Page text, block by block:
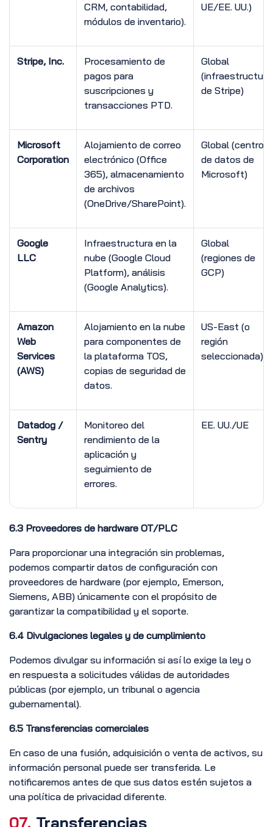
CRM, contabilidad,
módulos de inventario).
UE/EE. UU.)
Stripe, Inc.
Procesamiento de
pagos para
suscripciones y
transacciones PTD.
Global
(infraestructura
de Stripe)
Microsoft
Corporation
Alojamiento de correo
electrónico (Office
365), almacenamiento
de archivos
(OneDrive/SharePoint).
Global (centros
de datos de
Microsoft)
Google
LLC
Infraestructura en la
nube (Google Cloud
Platform), análisis
(Google Analytics).
Global
(regiones de
GCP)
Amazon
Web
Services
(AWS)
Alojamiento en la nube
para componentes de
la plataforma TOS,
copias de seguridad de
datos.
US-East (o
región
seleccionada)
Datadog /
Sentry
Monitoreo del
rendimiento de la
aplicación y
seguimiento de
errores.
EE. UU./UE
6.3 Proveedores de hardware OT/PLC
Para proporcionar una integración sin problemas,
podemos compartir datos de configuración con
proveedores de hardware (por ejemplo, Emerson,
Siemens, ABB) únicamente con el propósito de
garantizar la compatibilidad y el soporte.
6.4 Divulgaciones legales y de cumplimiento
Podemos divulgar su información si así lo exige la ley o
en respuesta a solicitudes válidas de autoridades
públicas (por ejemplo, un tribunal o agencia
gubernamental).
6.5 Transferencias comerciales
En caso de una fusión, adquisición o venta de activos, su
información personal puede ser transferida. Le
notificaremos antes de que sus datos estén sujetos a
una política de privacidad diferente.
07. Transferencias